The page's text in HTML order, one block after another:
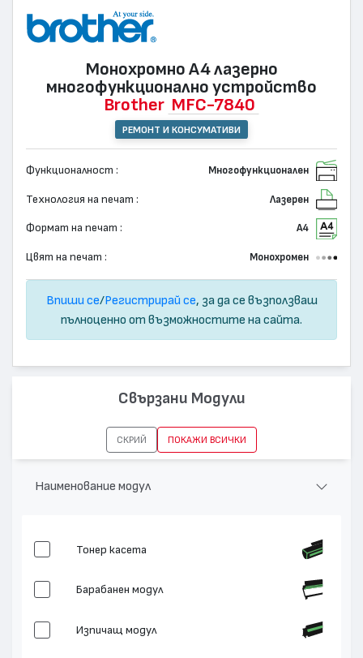
Монохромно А4 лазернo
многофункционално устройство
Brother MFC-7840
РЕМОНТ И КОНСУМАТИВИ
Функционалност : Многофункционален
Технология на печат : Лазерен
Формат на печат : А4
Цвят на печат : Монохромен
Впиши се/Регистрирай се, за да се възползваш
пълноценно от възможностите на сайта.
Свързани Модули
СКРИЙ ПОКАЖИ ВСИЧКИ
Наименование модул
Тонер касета
Барабанен модул
Изпичащ модул